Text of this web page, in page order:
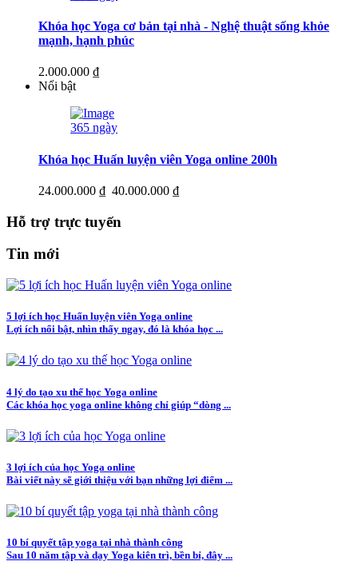
Khóa học Yoga cơ bản tại nhà - Nghệ thuật sống khỏe
mạnh, hạnh phúc
2.000.000 ₫
Nổi bật
365 ngày
Khóa học Huấn luyện viên Yoga online 200h
24.000.000 ₫ 40.000.000 ₫
Hỗ trợ trực tuyến
Tin mới
5 lợi ích học Huấn luyện viên Yoga online
Lợi ích nổi bật, nhìn thấy ngay, đó là khóa học ...
4 lý do tạo xu thế học Yoga online
Các khóa học yoga online không chỉ giúp “dòng ...
3 lợi ích của học Yoga online
Bài viết này sẽ giới thiệu với bạn những lợi điểm ...
10 bí quyết tập yoga tại nhà thành công
Sau 10 năm tập và dạy Yoga kiên trì, bền bỉ, đây ...